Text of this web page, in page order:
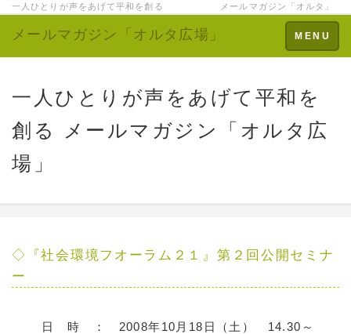
一人ひとりが声をあげて平和を創る メールマガジン「オルタ」
Toggle
navigation
MENU
メールマガジン「オルタ広場」
一人ひとりが声をあげて平和を
創る メールマガジン「オルタ広
場」
◇『社会環境フオーラム２１』第２回公開セミナ
ー
日 時 ： 2008年10月18日（土） 14.30～